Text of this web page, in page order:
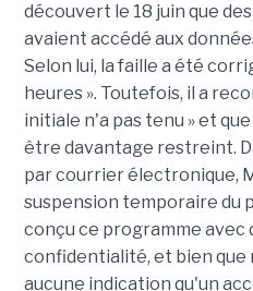
découvert le 18 juin que
avaient accédé aux
Selon lui, la faille a été
heures ». Toutefois, il a
initiale n'a pas tenu » et
être davantage restreint.
par courrier électronique,
suspension temporaire du
conçu ce programme avec
confidentialité, et bien que
aucune indication qu'un